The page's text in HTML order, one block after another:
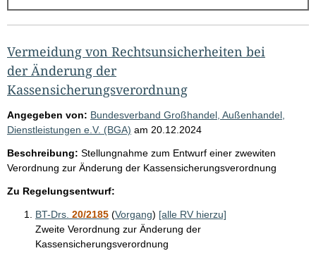
g
e
b
n
i
s
s
e
p
r
Vermeidung von Rechtsunsicherheiten bei
der Änderung der
Kassensicherungsverordnung
Angegeben von: Bundesverband Großhandel, Außenhandel,
Dienstleistungen e.V. (BGA) am 20.12.2024
Beschreibung: Stellungnahme zum Entwurf einer zwewiten
Verordnung zur Änderung der Kassensicherungsverordnung
Zu Regelungsentwurf:
BT-Drs. 20/2185 (Vorgang) [alle RV hierzu]
Zweite Verordnung zur Änderung der
Kassensicherungsverordnung